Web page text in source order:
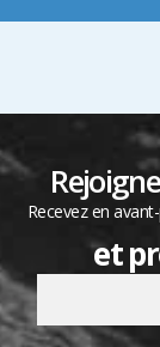
Recevez en
et